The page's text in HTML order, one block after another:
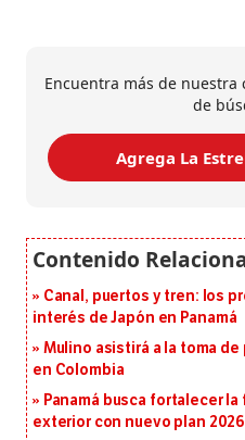
Encuentra más de
de
Agrega La
Canal, puertos y tren: los
interés de Japón en Panamá
Mulino asistirá a la toma
en Colombia
Panamá busca fortalecer
exterior con nuevo plan